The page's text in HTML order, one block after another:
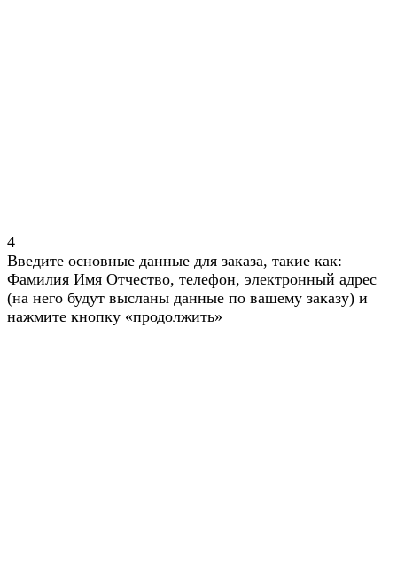
4
Введите основные данные для заказа, такие как:
Фамилия Имя Отчество, телефон, электронный адрес
(на него будут высланы данные по вашему заказу) и
нажмите кнопку «продолжить»